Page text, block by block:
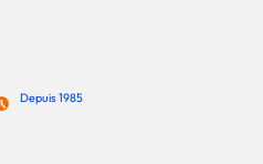
Depuis 1985